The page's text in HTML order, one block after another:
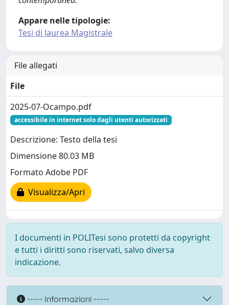
Appare nelle tipologie:
Tesi di laurea Magistrale
File allegati
File
2025-07-Ocampo.pdf
accessibile in internet solo dagli utenti autorizzati
Descrizione: Testo della tesi
Dimensione 80.03 MB
Formato Adobe PDF
Visualizza/Apri
I documenti in POLITesi sono protetti da copyright
e tutti i diritti sono riservati, salvo diversa
indicazione.
----- Informazioni -----